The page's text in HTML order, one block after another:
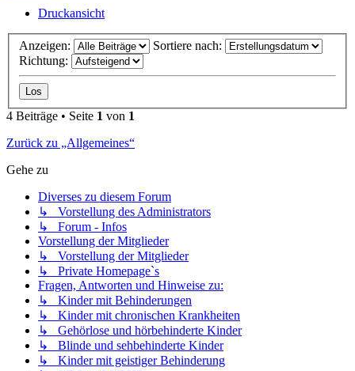
Druckansicht
Anzeigen:
Sortiere nach:
Richtung:
4 Beiträge • Seite 1 von 1
Zurück zu „Allgemeines“
Gehe zu
Diverses zu diesem Forum
↳ Vorstellung des Administrators
↳ Forum - Infos
Vorstellung der Mitglieder
↳ Vorstellung der Mitglieder
↳ Private Homepage`s
Fragen, Antworten und Hinweise zu:
↳ Kinder mit Behinderungen
↳ Kinder mit chronischen Krankheiten
↳ Gehörlose und hörbehinderte Kinder
↳ Blinde und sehbehinderte Kinder
↳ Kinder mit geistiger Behinderung